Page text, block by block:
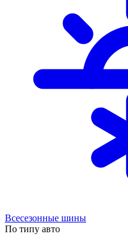
Всесезонные шины
По типу авто